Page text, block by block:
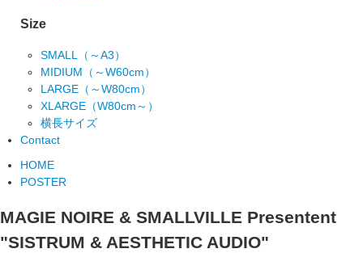
Size
SMALL（～A3）
MIDIUM（～W60cm）
LARGE（～W80cm）
XLARGE（W80cm～）
横長サイズ
Contact
HOME
POSTER
MAGIE NOIRE & SMALLVILLE Presentent
"SISTRUM & AESTHETIC AUDIO"